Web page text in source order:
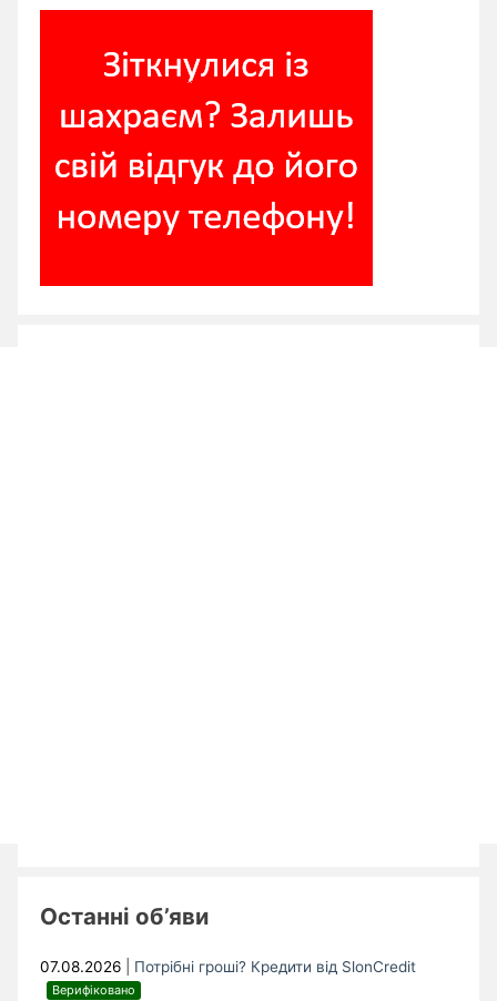
Останні об’яви
07.08.2026 Потрібні гроші? Кредити від SlonCredit
Верифіковано